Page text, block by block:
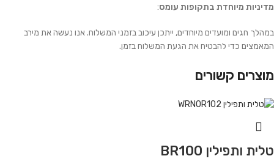
מדיניות מיוחדת בתקופות עומס:
במהלך חגים ומועדים מיוחדים, ייתכן עיכוב בזמני המשלוח. אנו נעשה את מירב
המאמצים כדי להבטיח את הגעת המשלוח בזמן.
מוצרים קשורים
טלית ותפילין BR100